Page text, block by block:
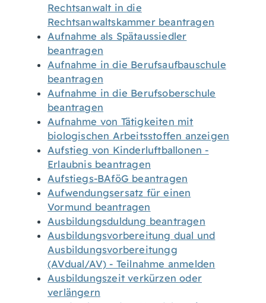
Rechtsanwalt in die
Rechtsanwaltskammer beantragen
Aufnahme als Spätaussiedler
beantragen
Aufnahme in die Berufsaufbauschule
beantragen
Aufnahme in die Berufsoberschule
beantragen
Aufnahme von Tätigkeiten mit
biologischen Arbeitsstoffen anzeigen
Aufstieg von Kinderluftballonen -
Erlaubnis beantragen
Aufstiegs-BAföG beantragen
Aufwendungsersatz für einen
Vormund beantragen
Ausbildungsduldung beantragen
Ausbildungsvorbereitung dual und
Ausbildungsvorbereitungg
(AVdual/AV) - Teilnahme anmelden
Ausbildungszeit verkürzen oder
verlängern